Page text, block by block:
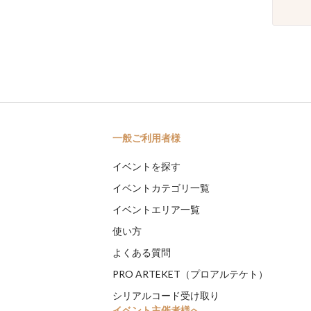
一般ご利用者様
イベントを探す
イベントカテゴリ一覧
イベントエリア一覧
使い方
よくある質問
PRO ARTEKET（プロアルテケト）
シリアルコード受け取り